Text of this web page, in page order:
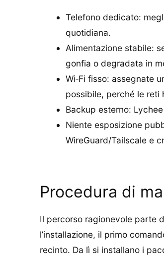
Telefono dedicato:
quotidiana.
Alimentazione stabile:
gonfia o degradata in
Wi‑Fi fisso: assegnate
possibile, perché le reti
Backup esterno:
Niente esposizione
WireGuard/Tailscale e
Procedura di
Il percorso ragionevole parte
l’installazione, il primo
recinto. Da lì si installano i